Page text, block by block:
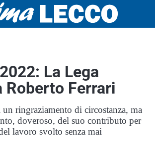
La Lega
Roberto Ferrari
ringraziamento di circostanza, ma
doveroso, del suo contributo per
lavoro svolto senza mai